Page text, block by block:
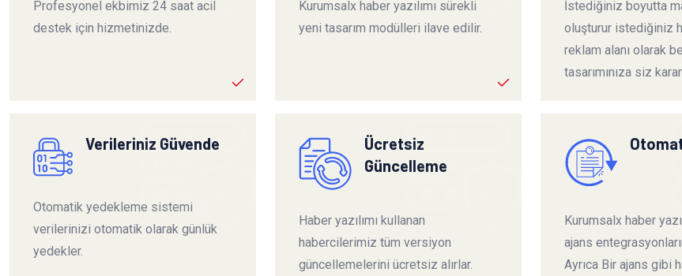
Profesyonel ekbimiz 24 saat acil
destek için hizmetinizde.
Kurumsalx haber yazılımı sürekli
yeni tasarım modülleri ilave edilir.
İstediğiniz boyutta
oluşturur istediğiniz
reklam alanı olarak
tasarımınıza siz
Verileriniz Güvende
Otomatik yedekleme sistemi
verilerinizi otomatik olarak günlük
yedekler.
Ücretsiz
Güncelleme
Haber yazılımı kullanan
habercilerimiz tüm versiyon
güncellemelerini ücretsiz alırlar.
Kurumsalx haber
ajans
Ayrıca Bir ajans gibi